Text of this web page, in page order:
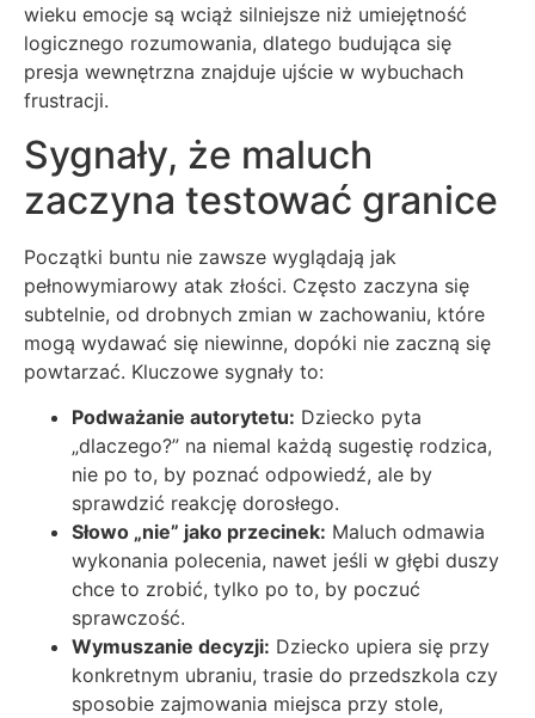
wieku emocje są wciąż silniejsze niż umiejętność
logicznego rozumowania, dlatego budująca się
presja wewnętrzna znajduje ujście w wybuchach
frustracji.
Sygnały, że maluch
zaczyna testować granice
Początki buntu nie zawsze wyglądają jak
pełnowymiarowy atak złości. Często zaczyna się
subtelnie, od drobnych zmian w zachowaniu, które
mogą wydawać się niewinne, dopóki nie zaczną się
powtarzać. Kluczowe sygnały to:
Podważanie autorytetu: Dziecko pyta
„dlaczego?” na niemal każdą sugestię rodzica,
nie po to, by poznać odpowiedź, ale by
sprawdzić reakcję dorosłego.
Słowo „nie” jako przecinek: Maluch odmawia
wykonania polecenia, nawet jeśli w głębi duszy
chce to zrobić, tylko po to, by poczuć
sprawczość.
Wymuszanie decyzji: Dziecko upiera się przy
konkretnym ubraniu, trasie do przedszkola czy
sposobie zajmowania miejsca przy stole,